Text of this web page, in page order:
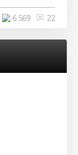
22
6 569